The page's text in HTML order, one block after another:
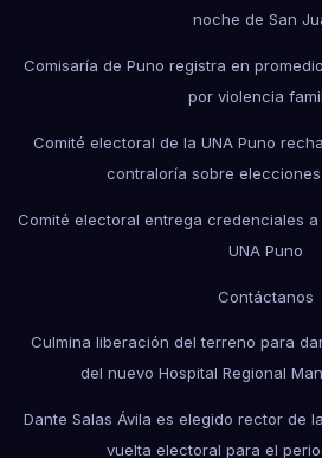
noche de San
Comisaría de Puno registra en
por violencia
Comité electoral de la UNA Puno
contraloría sobre
Comité electoral entrega credenciales
UNA Puno
Contáctanos
Culmina liberación del terreno para
del nuevo Hospital Regional
Dante Salas Ávila es elegido rector de
vuelta electoral para el